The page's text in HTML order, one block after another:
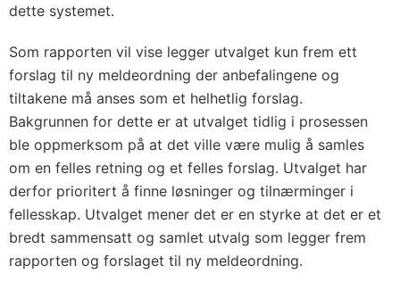
dette systemet.
Som rapporten vil vise legger utvalget kun frem ett
forslag til ny meldeordning der anbefalingene og
tiltakene må anses som et helhetlig forslag.
Bakgrunnen for dette er at utvalget tidlig i prosessen
ble oppmerksom på at det ville være mulig å samles
om en felles retning og et felles forslag. Utvalget har
derfor prioritert å finne løsninger og tilnærminger i
fellesskap. Utvalget mener det er en styrke at det er et
bredt sammensatt og samlet utvalg som legger frem
rapporten og forslaget til ny meldeordning.